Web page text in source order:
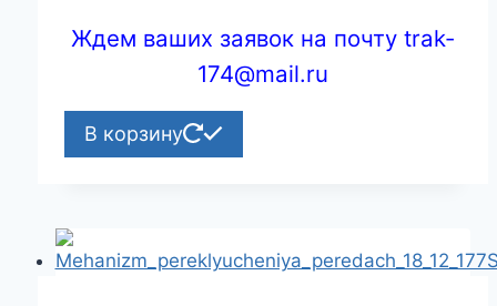
Ждем ваших заявок на почту trak-
174@mail.ru
В корзину